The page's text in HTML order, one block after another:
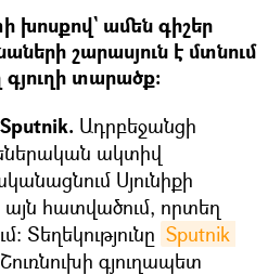
խոսքով` ամեն գիշեր
շարասյուն է մտնում
տարածք։
Ադրբեջանցի
ակտիվ
Սյունիքի
այն հատվածում, որտեղ
Տեղեկությունը Sputnik
գյուղապետ